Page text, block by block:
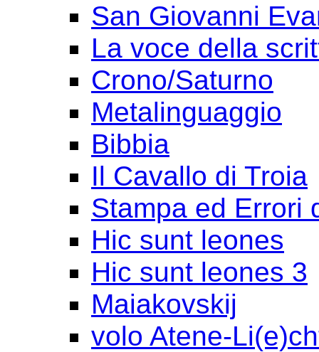
San Giovanni
La voce della
Crono/Saturno
Metalinguaggio
Bibbia
Il Cavallo di Troia
Stampa ed Errori
Hic sunt leones
Hic sunt leones 3
Maiakovskij
volo Atene-